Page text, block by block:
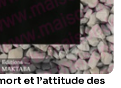
et l’attitude des